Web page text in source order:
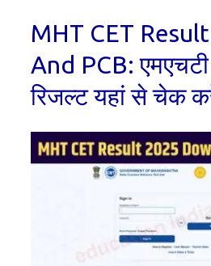
MHT CET
And PCB: एमएचटी
रिजल्ट यहां से चेक